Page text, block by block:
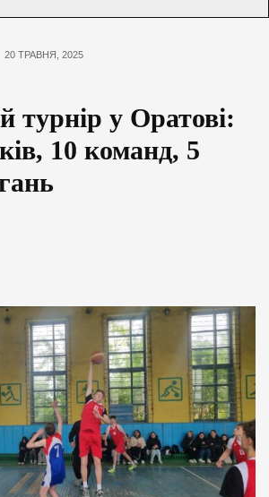
20 ТРАВНЯ, 2025
у Оратові:
10 команд, 5